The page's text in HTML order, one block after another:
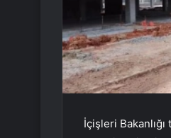
İçişleri